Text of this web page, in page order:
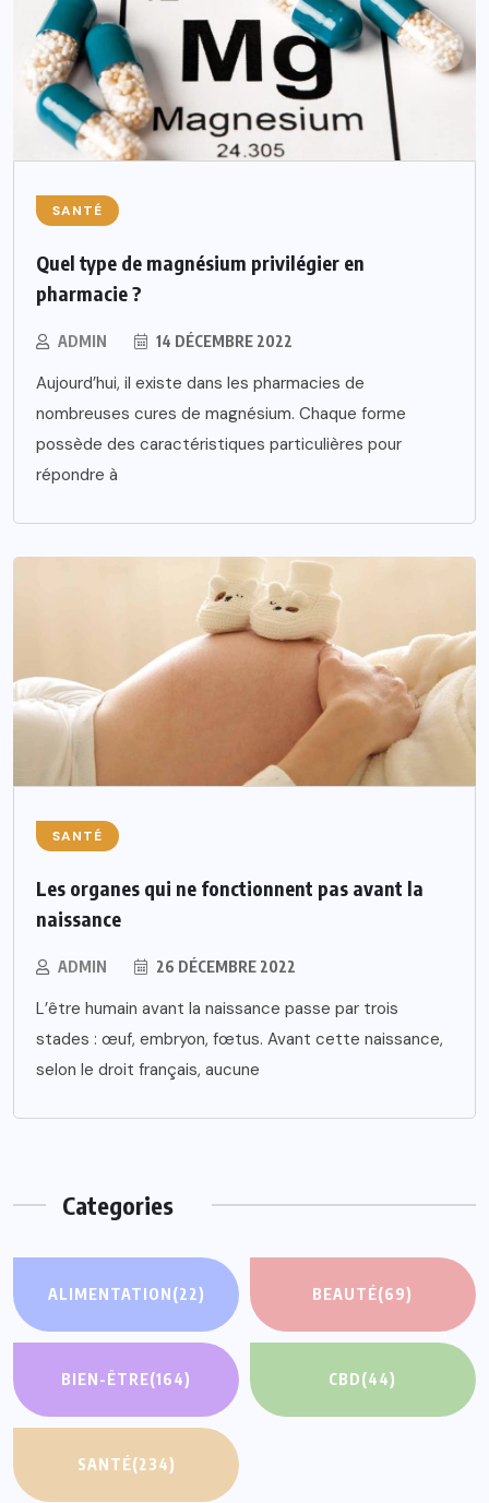
SANTÉ
Quel type de magnésium privilégier en
pharmacie ?
ADMIN 14 DÉCEMBRE 2022
Aujourd’hui, il existe dans les pharmacies de
nombreuses cures de magnésium. Chaque forme
possède des caractéristiques particulières pour
répondre à
SANTÉ
Les organes qui ne fonctionnent pas avant la
naissance
ADMIN 26 DÉCEMBRE 2022
L’être humain avant la naissance passe par trois
stades : œuf, embryon, fœtus. Avant cette naissance,
selon le droit français, aucune
Categories
ALIMENTATION(22) BEAUTÉ(69)
BIEN-ÊTRE(164) CBD(44)
SANTÉ(234)